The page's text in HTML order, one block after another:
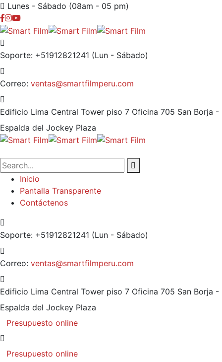
Lunes - Sábado (08am - 05 pm)
Soporte: +51912821241 (Lun - Sábado)
Correo: ventas@smartfilmperu.com
Edificio Lima Central Tower piso 7 Oficina 705 San Borja -
Espalda del Jockey Plaza
Inicio
Pantalla Transparente
Contáctenos
Soporte: +51912821241 (Lun - Sábado)
Correo: ventas@smartfilmperu.com
Edificio Lima Central Tower piso 7 Oficina 705 San Borja -
Espalda del Jockey Plaza
Presupuesto online
Presupuesto online